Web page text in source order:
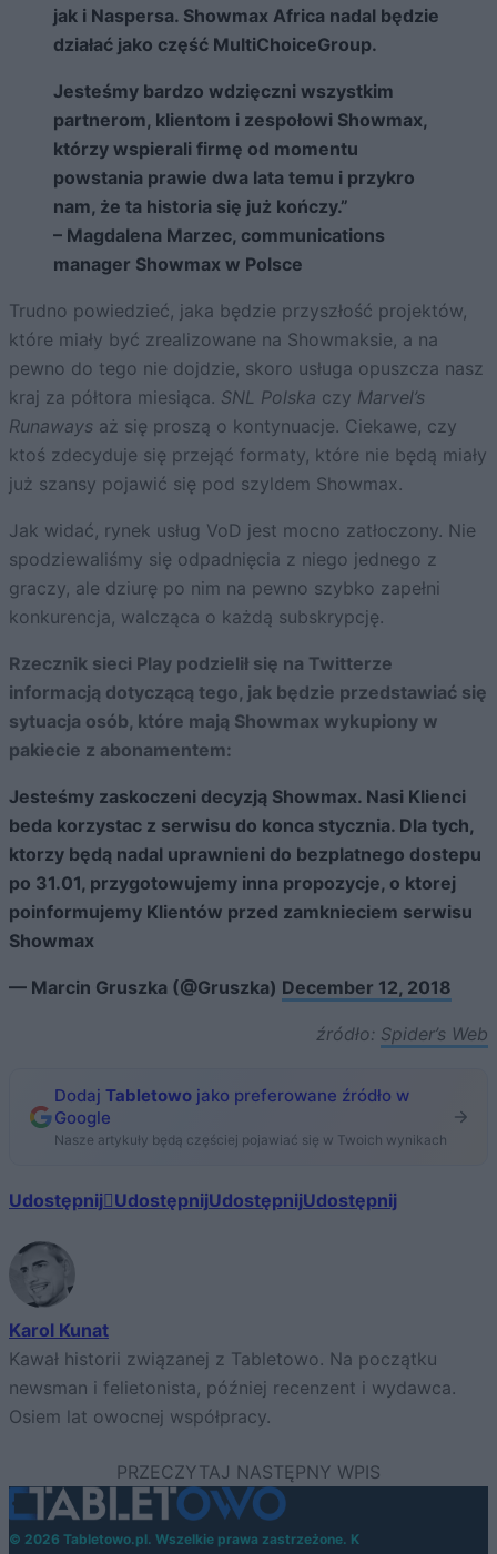
jak i Naspersa. Showmax Africa nadal będzie
działać jako część MultiChoiceGroup.
Jesteśmy bardzo wdzięczni wszystkim
partnerom, klientom i zespołowi Showmax,
którzy wspierali firmę od momentu
powstania prawie dwa lata temu i przykro
nam, że ta historia się już kończy.”
– Magdalena Marzec, communications
manager Showmax w Polsce
Trudno powiedzieć, jaka będzie przyszłość projektów,
które miały być zrealizowane na Showmaksie, a na
pewno do tego nie dojdzie, skoro usługa opuszcza nasz
kraj za półtora miesiąca. SNL Polska czy Marvel’s
Runaways aż się proszą o kontynuacje. Ciekawe, czy
ktoś zdecyduje się przejąć formaty, które nie będą miały
już szansy pojawić się pod szyldem Showmax.
Jak widać, rynek usług VoD jest mocno zatłoczony. Nie
spodziewaliśmy się odpadnięcia z niego jednego z
graczy, ale dziurę po nim na pewno szybko zapełni
konkurencja, walcząca o każdą subskrypcję.
Rzecznik sieci Play podzielił się na Twitterze
informacją dotyczącą tego, jak będzie przedstawiać się
sytuacja osób, które mają Showmax wykupiony w
pakiecie z abonamentem:
Jesteśmy zaskoczeni decyzją Showmax. Nasi Klienci
beda korzystac z serwisu do konca stycznia. Dla tych,
ktorzy będą nadal uprawnieni do bezplatnego dostepu
po 31.01, przygotowujemy inna propozycje, o ktorej
poinformujemy Klientów przed zamknieciem serwisu
Showmax
— Marcin Gruszka (@Gruszka) December 12, 2018
źródło: Spider’s Web
Dodaj Tabletowo jako preferowane źródło w
Google
Nasze artykuły będą częściej pojawiać się w Twoich wynikach
Udostępnij UdostępnijUdostępnijUdostępnij
Karol Kunat
Kawał historii związanej z Tabletowo. Na początku
newsman i felietonista, później recenzent i wydawca.
Osiem lat owocnej współpracy.
© 2026 Tabletowo.pl. Wszelkie prawa zastrzeżone. K